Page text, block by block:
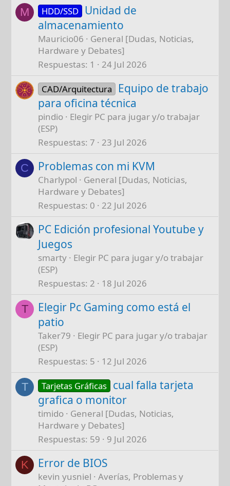
M HDD/SSD Unidad de
almacenamiento
Mauricio06
General [Dudas, Noticias,
Hardware y Debates]
Respuestas 1 24 Jul 2026
CAD/Arquitectura
Equipo de trabajo
para oficina técnica
pindio
Elegir PC para jugar y/o trabajar
(ESP)
Respuestas 7 23 Jul 2026
C Problemas con mi KVM
Charlypol
General [Dudas, Noticias,
Hardware y Debates]
Respuestas 0 22 Jul 2026
PC Edición profesional Youtube y
Juegos
smarty
Elegir PC para jugar y/o trabajar
(ESP)
Respuestas 2 18 Jul 2026
T
Elegir Pc Gaming como está el
patio
Taker79
Elegir PC para jugar y/o trabajar
(ESP)
Respuestas 5 12 Jul 2026
T Tarjetas Gráficas cual falla tarjeta
grafica o monitor
timido
General [Dudas, Noticias,
Hardware y Debates]
Respuestas 59 9 Jul 2026
K Error de BIOS
kevin yusniel
Averías, Problemas y